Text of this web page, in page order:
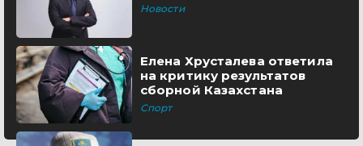
Новости
Елена Хрусталева ответила
на критику результатов
сборной Казахстана
Спорт